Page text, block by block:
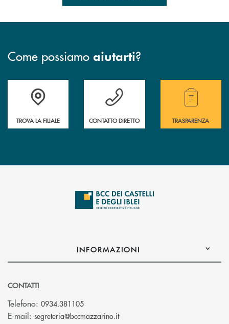
Come possiamo aiutarti?
Accedi all' elenco completo delle filiali .
TROVA LA FILIALE
Hai bisogno di assistenza immediata?
CONTATTO DIRETTO
Hai bisogno di
TRASPARENZA
INFORMAZIONI
CONTATTI
Telefono: 0934.381105
E-mail: segreteria@bccmazzarino.it(si apre l’app di posta